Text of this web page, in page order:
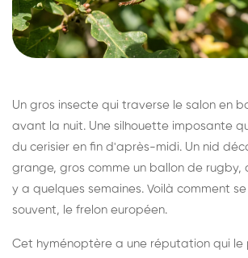
Un gros insecte qui traverse le salon en
avant la nuit. Une silhouette imposante
du cerisier en fin d'après-midi. Un nid
grange, gros comme un ballon de rugby,
y a quelques semaines. Voilà comment
souvent, le frelon européen.
Cet hyménoptère a une réputation qui